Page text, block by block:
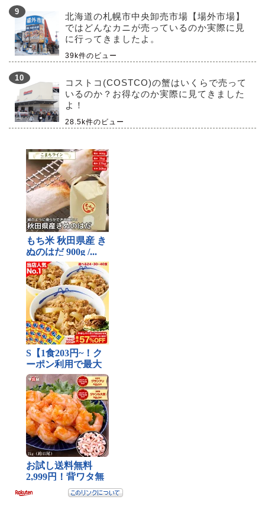
北海道の札幌市中央卸売市場【場外市場】
ではどんなカニが売っているのか実際に見
に行ってきましたよ。
39k件のビュー
コストコ(COSTCO)の蟹はいくらで売って
いるのか？お得なのか実際に見てきました
よ！
28.5k件のビュー